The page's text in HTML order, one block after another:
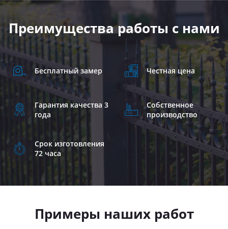
Преимущества работы с нами
Бесплатный замер Честная цена
Гарантия качества 3
года
Собственное
производство
Срок изготовления
72 часа
Примеры наших работ